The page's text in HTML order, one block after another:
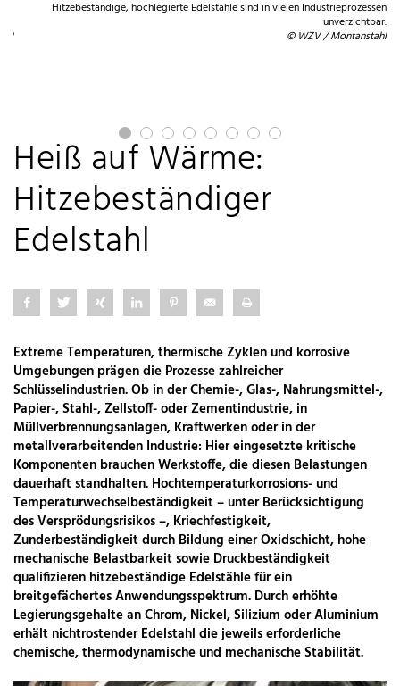
Hitzebeständige, hochlegierte Edelstähle sind in vielen Industrieprozessen
unverzichtbar.
© WZV / Montanstahl
Heiß auf Wärme:
Hitzebeständiger
Edelstahl
Extreme Temperaturen, thermische Zyklen und korrosive
Umgebungen prägen die Prozesse zahlreicher
Schlüsselindustrien. Ob in der Chemie-, Glas-, Nahrungsmittel-,
Papier-, Stahl-, Zellstoff- oder Zementindustrie, in
Müllverbrennungsanlagen, Kraftwerken oder in der
metallverarbeitenden Industrie: Hier eingesetzte kritische
Komponenten brauchen Werkstoffe, die diesen Belastungen
dauerhaft standhalten. Hochtemperaturkorrosions- und
Temperaturwechselbeständigkeit – unter Berücksichtigung
des Versprödungsrisikos –, Kriechfestigkeit,
Zunderbeständigkeit durch Bildung einer Oxidschicht, hohe
mechanische Belastbarkeit sowie Druckbeständigkeit
qualifizieren hitzebeständige Edelstähle für ein
breitgefächertes Anwendungsspektrum. Durch erhöhte
Legierungsgehalte an Chrom, Nickel, Silizium oder Aluminium
erhält nichtrostender Edelstahl die jeweils erforderliche
chemische, thermodynamische und mechanische Stabilität.